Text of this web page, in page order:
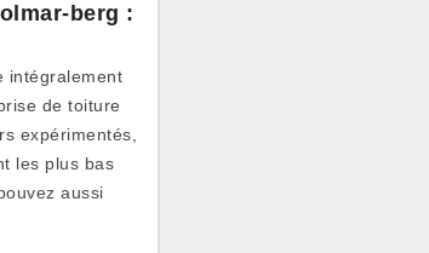
berg :
intégralement
de toiture
expérimentés,
les plus bas
aussi